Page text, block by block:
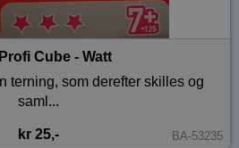
Cube - Watt
terning, som derefter skilles og
saml...
kr 25,- BA-53235